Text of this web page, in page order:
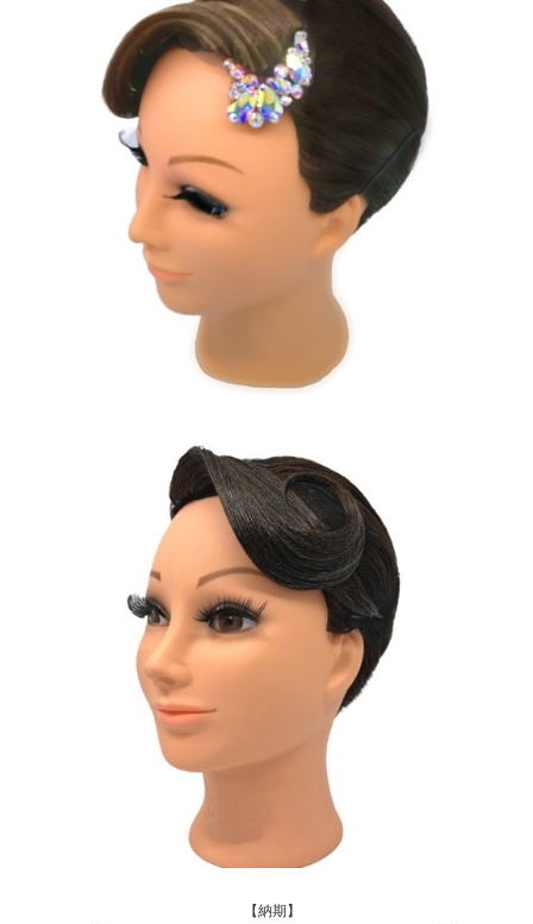
【納期】